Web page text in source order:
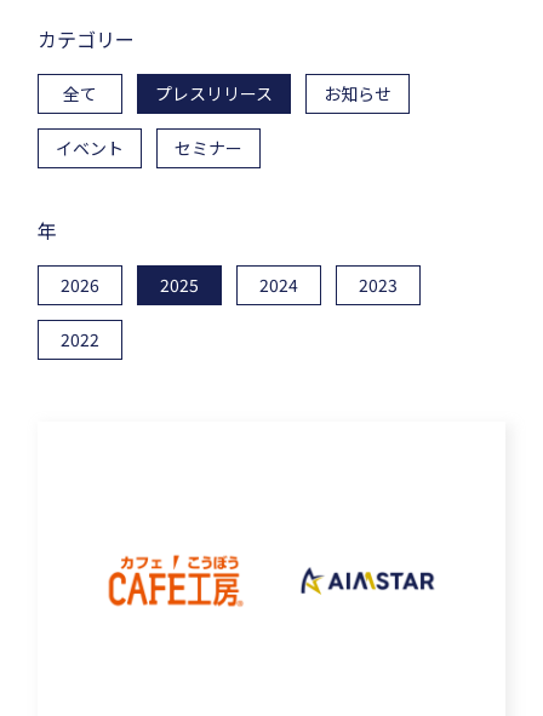
カテゴリー
全て プレスリリース お知らせ
イベント セミナー
年
2026 2025 2024 2023
2022